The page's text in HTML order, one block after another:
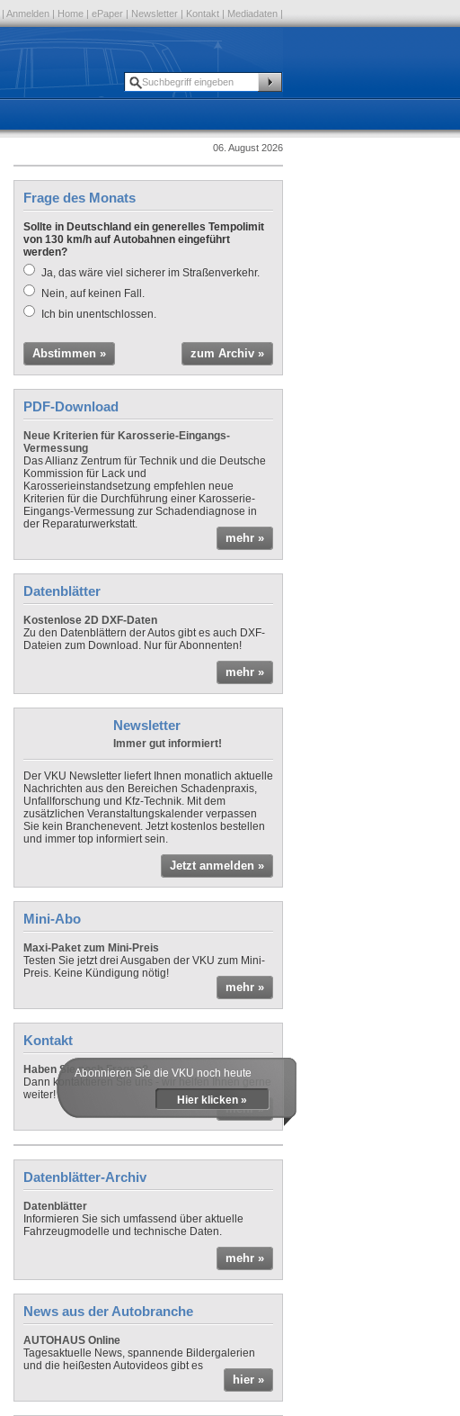
| Anmelden | Home | ePaper | Newsletter | Kontakt | Mediadaten |
06. August 2026
Frage des Monats
Sollte in Deutschland ein generelles Tempolimit
von 130 km/h auf Autobahnen eingeführt
werden?
Ja, das wäre viel sicherer im Straßenverkehr.
Nein, auf keinen Fall.
Ich bin unentschlossen.
Abstimmen » zum Archiv »
PDF-Download
Neue Kriterien für Karosserie-Eingangs-
Vermessung
Das Allianz Zentrum für Technik und die Deutsche
Kommission für Lack und
Karosserieinstandsetzung empfehlen neue
Kriterien für die Durchführung einer Karosserie-
Eingangs-Vermessung zur Schadendiagnose in
der Reparaturwerkstatt.
mehr »
Datenblätter
Kostenlose 2D DXF-Daten
Zu den Datenblättern der Autos gibt es auch DXF-
Dateien zum Download. Nur für Abonnenten!
mehr »
Newsletter
Immer gut informiert!
Der VKU Newsletter liefert Ihnen monatlich aktuelle
Nachrichten aus den Bereichen Schadenpraxis,
Unfallforschung und Kfz-Technik. Mit dem
zusätzlichen Veranstaltungskalender verpassen
Sie kein Branchenevent. Jetzt kostenlos bestellen
und immer top informiert sein.
Jetzt anmelden »
Mini-Abo
Maxi-Paket zum Mini-Preis
Testen Sie jetzt drei Ausgaben der VKU zum Mini-
Preis. Keine Kündigung nötig!
mehr »
Kontakt
Haben Sie noch Fragen?
Dann kontaktieren Sie uns - wir helfen Ihnen gerne
weiter!
mehr »
Abonnieren Sie die VKU noch heute
Hier klicken »
Datenblätter-Archiv
Datenblätter
Informieren Sie sich umfassend über aktuelle
Fahrzeugmodelle und technische Daten.
mehr »
News aus der Autobranche
AUTOHAUS Online
Tagesaktuelle News, spannende Bildergalerien
und die heißesten Autovideos gibt es
hier »